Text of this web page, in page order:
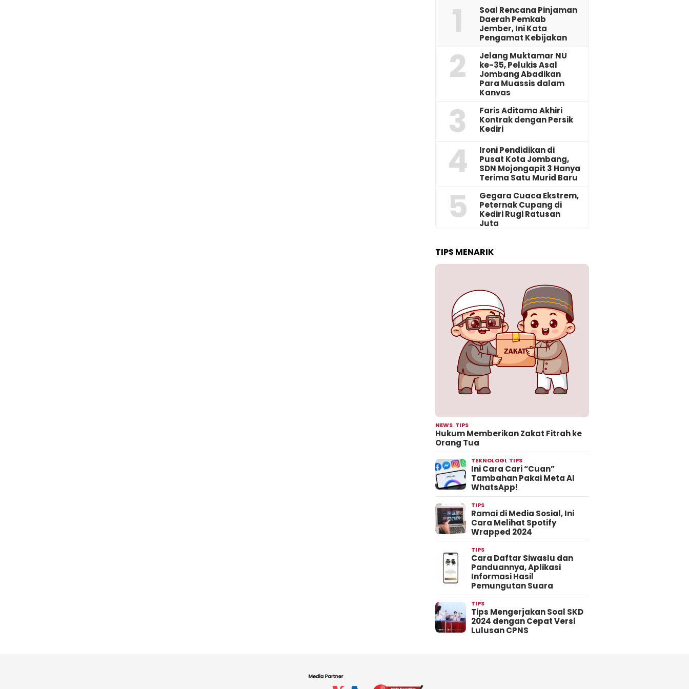
1
‎Soal Rencana Pinjaman
Daerah Pemkab
Jember, Ini Kata
Pengamat Kebijakan ‎
2
Jelang Muktamar NU
ke-35, Pelukis Asal
Jombang Abadikan
Para Muassis dalam
Kanvas
3
Faris Aditama Akhiri
Kontrak dengan Persik
Kediri
4
Ironi Pendidikan di
Pusat Kota Jombang,
SDN Mojongapit 3 Hanya
Terima Satu Murid Baru
5
‎Gegara Cuaca Ekstrem,
Peternak Cupang di
Kediri Rugi Ratusan
Juta
TIPS MENARIK
NEWS, TIPS
Hukum Memberikan Zakat Fitrah ke
Orang Tua
TEKNOLOGI, TIPS
Ini Cara Cari “Cuan”
Tambahan Pakai Meta AI
WhatsApp!
TIPS
Ramai di Media Sosial, Ini
Cara Melihat Spotify
Wrapped 2024
TIPS
Cara Daftar Siwaslu dan
Panduannya, Aplikasi
Informasi Hasil
Pemungutan Suara
TIPS
Tips Mengerjakan Soal SKD
2024 dengan Cepat Versi
Lulusan CPNS